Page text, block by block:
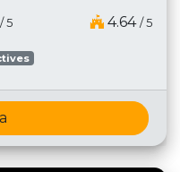
/ 5 4.64 / 5